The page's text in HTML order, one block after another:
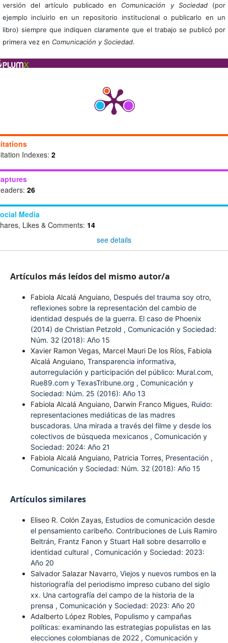
versión del artículo publicado en Comunicación y Sociedad(por
ejemplo incluirlo en un repositorio institucional o publicarlo en un
libro) siempre que indiquen claramente que el trabajo se publicó por
primera vez en Comunicación y Sociedad.
Indexes: 2
26
Media
Likes & Comments: 14
see details
Artículos más leídos del mismo autor/a
Fabiola Alcalá Anguiano, Después del trauma soy otro,
reflexiones sobre la representación del cambio de
identidad después de la guerra. El caso de Phoenix
(2014) de Christian Petzold , Comunicación y Sociedad:
Núm. 32 (2018): Año 15
Xavier Ramon Vegas, Marcel Mauri De los Ríos, Fabiola
Alcalá Anguiano, Transparencia informativa,
autorregulación y participación del público: Mural.com,
Rue89.com y TexasTribune.org , Comunicación y
Sociedad: Núm. 25 (2016): Año 13
Fabiola Alcalá Anguiano, Darwin Franco Migues, Ruido:
representaciones mediáticas de las madres
buscadoras. Una mirada a través del filme y desde los
colectivos de búsqueda mexicanos , Comunicación y
Sociedad: 2024: Año 21
Fabiola Alcalá Anguiano, Patricia Torres, Presentación ,
Comunicación y Sociedad: Núm. 32 (2018): Año 15
Artículos similares
Eliseo R. Colón Zayas, Estudios de comunicación desde
el pensamiento caribeño. Contribuciones de Luis Ramiro
Beltrán, Frantz Fanon y Stuart Hall sobre desarrollo e
identidad cultural , Comunicación y Sociedad: 2023:
Año 20
Salvador Salazar Navarro, Viejos y nuevos rumbos en la
historiografía del periodismo impreso cubano del siglo
xx. Una cartografía del campo de la historia de la
prensa , Comunicación y Sociedad: 2023: Año 20
Adalberto López Robles, Populismo y campañas
políticas: examinando las estrategias populistas en las
elecciones colombianas de 2022 , Comunicación y